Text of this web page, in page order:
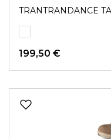
TRANTRANDANCE
199,50 €